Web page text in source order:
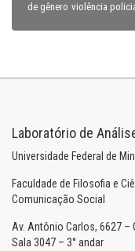
de gênero violência
Laboratório de
Universidade Federal de
Faculdade de Filosofia e
Comunicação Social
Av. Antônio Carlos, 6627 –
Sala 3047 – 3° andar